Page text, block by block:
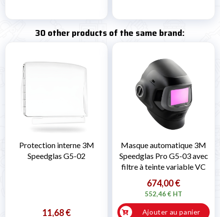
30 other products of the same brand:
Protection interne 3M
Speedglas G5-02
11,68 €
Masque automatique 3M
Speedglas Pro G5-03 avec
filtre à teinte variable VC
674,00 €
552,46 € HT
Ajouter au panier